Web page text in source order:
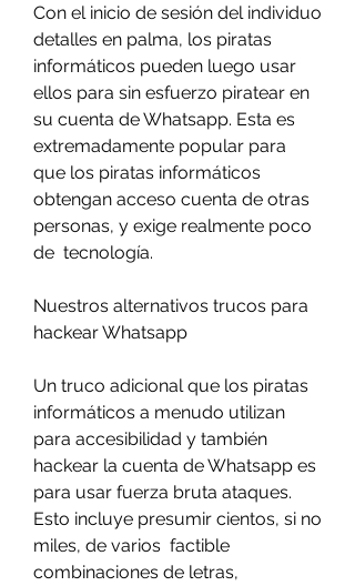
Con el inicio de sesión del individuo
detalles en palma, los piratas
informáticos pueden luego usar
ellos para sin esfuerzo piratear en
su cuenta de Whatsapp. Esta es
extremadamente popular para
que los piratas informáticos
obtengan acceso cuenta de otras
personas, y exige realmente poco
de  tecnología.
Nuestros alternativos trucos para
hackear Whatsapp
Un truco adicional que los piratas
informáticos a menudo utilizan
para accesibilidad y también
hackear la cuenta de Whatsapp es
para usar fuerza bruta ataques.
Esto incluye presumir cientos, si no
miles, de varios  factible
combinaciones de letras,